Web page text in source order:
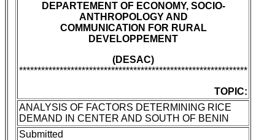
DEPARTEMENT OF ECONOMY, SOCIO-
ANTHROPOLOGY AND
COMMUNICATION FOR RURAL
DEVELOPPEMENT
(DESAC)
**************************************************************
TOPIC:
ANALYSIS OF FACTORS DETERMINING RICE
DEMAND IN CENTER AND SOUTH OF BENIN
Submitted